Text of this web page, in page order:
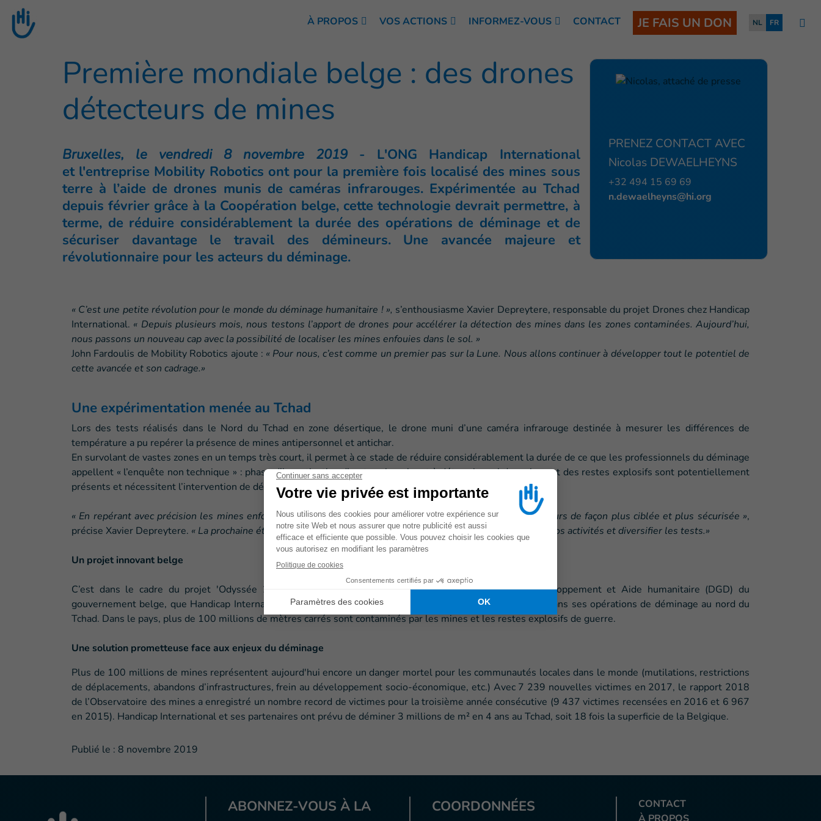
Go to main content
À PROPOS
VOS ACTIONS INFORMEZ-VOUS CONTACT JE FAIS UN DON NL FR
Première mondiale belge : des drones
détecteurs de mines
Bruxelles, le vendredi 8 novembre 2019 - L'ONG Handicap International
et l'entreprise Mobility Robotics ont pour la première fois localisé des mines sous
terre à l’aide de drones munis de caméras infrarouges. Expérimentée au Tchad
depuis février grâce à la Coopération belge, cette technologie devrait permettre, à
terme, de réduire considérablement la durée des opérations de déminage et de
sécuriser davantage le travail des démineurs. Une avancée majeure et
révolutionnaire pour les acteurs du déminage.
PRENEZ CONTACT AVEC
Nicolas DEWAELHEYNS
+32 494 15 69 69
n.dewaelheyns@hi.org
« C’est une petite révolution pour le monde du déminage humanitaire ! », s’enthousiasme Xavier Depreytere, responsable du projet Drones chez Handicap
International. « Depuis plusieurs mois, nous testons l’apport de drones pour accélérer la détection des mines dans les zones contaminées. Aujourd’hui,
nous passons un nouveau cap avec la possibilité de localiser les mines enfouies dans le sol. »
John Fardoulis de Mobility Robotics ajoute : « Pour nous, c’est comme un premier pas sur la Lune. Nous allons continuer à développer tout le potentiel de
cette avancée et son cadrage.»
Une expérimentation menée au Tchad
Lors des tests réalisés dans le Nord du Tchad en zone désertique, le drone muni d’une caméra infrarouge destinée à mesurer les différences de
température a pu repérer la présence de mines antipersonnel et antichar.
En survolant de vastes zones en un temps très court, il permet à ce stade de réduire considérablement la durée de ce que les professionnels du déminage
appellent « l’enquête non technique » : phase d’investigation d’un terrain qui sert à déterminer si des mines et des restes explosifs sont potentiellement
présents et nécessitent l’intervention de démineurs.
« En repérant avec précision les mines enfouies, nous pourrons désormais déployer nos équipes de démineurs de façon plus ciblée et plus sécurisée »,
précise Xavier Depreytere. « La prochaine étape : rechercher des ressources supplémentaires pour renforcer nos activités et diversifier les tests.»
Un projet innovant belge
C’est dans le cadre du projet 'Odyssée 2025', financé par la Direction-Générale Coopération au développement et Aide humanitaire (DGD) du
gouvernement belge, que Handicap International a pu tester depuis septembre 2018 l’apport des drones dans ses opérations de déminage au nord du
Tchad. Dans le pays, plus de 100 millions de mètres carrés sont contaminés par les mines et les restes explosifs de guerre.
Une solution prometteuse face aux enjeux du déminage
Plus de 100 millions de mines représentent aujourd'hui encore un danger mortel pour les communautés locales dans le monde (mutilations, restrictions
de déplacements, abandons d’infrastructures, frein au développement socio-économique, etc.) Avec 7 239 nouvelles victimes en 2017, le rapport 2018
de l’Observatoire des mines a enregistré un nombre record de victimes pour la troisième année consécutive (9 437 victimes recensées en 2016 et 6 967
en 2015). Handicap International et ses partenaires ont prévu de déminer 3 millions de m² en 4 ans au Tchad, soit 18 fois la superficie de la Belgique.
Publié le : 8 novembre 2019
ABONNEZ-VOUS À LA
COORDONNÉES
CONTACT